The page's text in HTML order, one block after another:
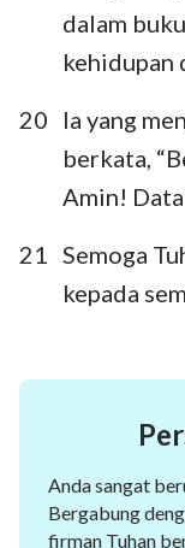
dalam
kehidupan
20
Ia yang
berkata,
Amin!
21
Semoga
kepada
Anda sangat
Bergabung
firman Tuhan